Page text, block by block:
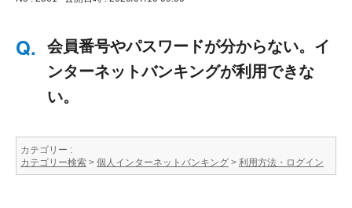
会員番号やパスワードが分からない。イ
ンターネットバンキングが利用できな
い。
カテゴリー :
カテゴリー検索 > 個人インターネットバンキング > 利用方法・ログイン